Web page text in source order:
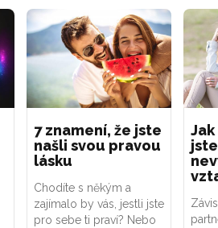
7 znamení, že jste
našli svou pravou
lásku
Chodíte s někým a
zajímalo by vás, jestli jste
pro sebe ti praví? Nebo